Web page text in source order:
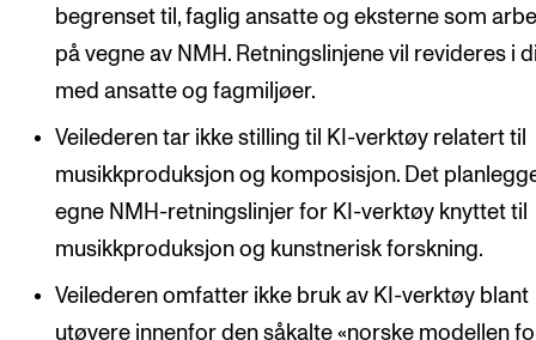
Arrangementer for ansatte
Konsertopptak
ORGANISASJON
Aktuelle saker
begrenset til, faglig ansatte og eksterne som
på vegne av NMH. Retningslinjene vil revideres i
med ansatte og fagmiljøer.
Veilederen tar ikke stilling til KI-verktøy relatert til
musikkproduksjon og komposisjon. Det
egne NMH-retningslinjer for KI-verktøy knyttet til
musikkproduksjon og kunstnerisk forskning.
Veilederen omfatter ikke bruk av KI-verktøy blant
utøvere innenfor den såkalte «norske modellen